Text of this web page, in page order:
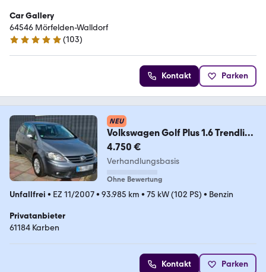
Car Gallery
64546 Mörfelden-Walldorf
4.9 Sterne
(103)
Kontakt Parken
NEU
Volkswagen Golf Plus 1.6 Trendline
Trendline
4.750 €
Verhandlungsbasis
Ohne Bewertung
Unfallfrei • EZ 11/2007• 93.985 km • 75 kW (102 PS) • Benzin
Privatanbieter
61184 Karben
Kontakt Parken